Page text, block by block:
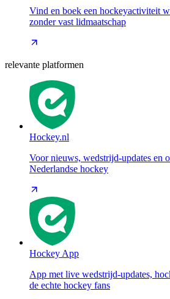
Vind en boek een hockeyactiviteit
zonder vast lidmaatschap
relevante platformen
Hockey.nl
Voor nieuws, wedstrijd-updates en
Nederlandse hockey
Hockey App
App met live wedstrijd-updates,
de echte hockey fans